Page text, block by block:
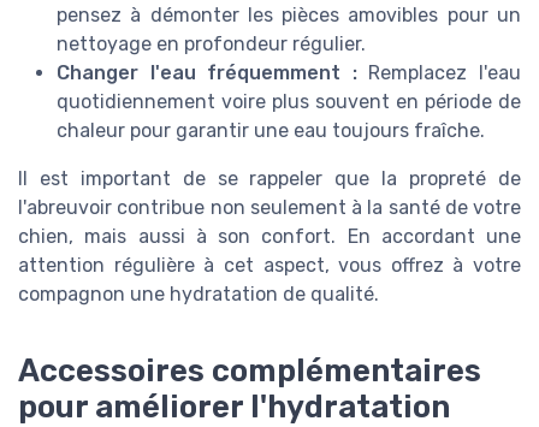
pensez à démonter les pièces amovibles pour un
nettoyage en profondeur régulier.
Changer l'eau fréquemment :Remplacez l'eau
quotidiennement voire plus souvent en période de
chaleur pour garantir une eau toujours fraîche.
Il est important de se rappeler que la propreté de
l'abreuvoir contribue non seulement à la santé de votre
chien, mais aussi à son confort. En accordant une
attention régulière à cet aspect, vous offrez à votre
compagnon une hydratation de qualité.
Accessoires complémentaires
pour améliorer l'hydratation